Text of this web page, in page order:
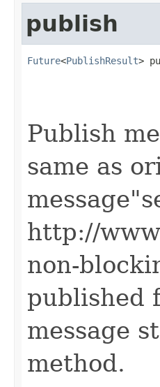
publish
Future<PublishResult>
Publish
same as
http://
non-
published
message
method.